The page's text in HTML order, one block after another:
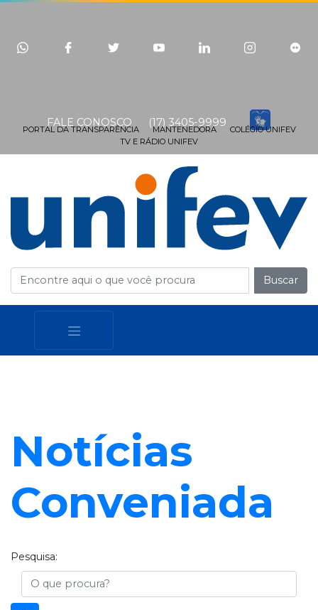
FALE CONOSCO (17) 3405-9999
PORTAL DA TRANSPARÊNCIA MANTENEDORA
COLÉGIO UNIFEV
TV E RÁDIO UNIFEV
Buscar
Notícias
Conveniada
Pesquisa:
Busca